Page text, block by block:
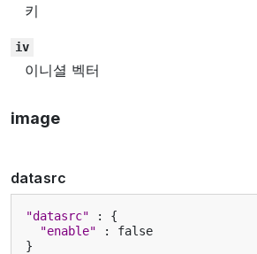
키
iv
이니셜 벡터
image
datasrc
"datasrc" :
{
"enable"
:
false
}